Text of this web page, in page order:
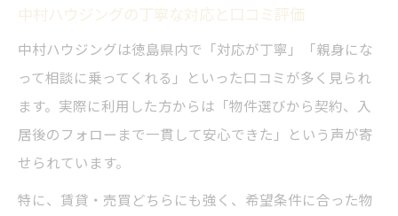
中村ハウジングの丁寧な対応と口コミ評価
中村ハウジングは徳島県内で「対応が丁寧」「親身にな
って相談に乗ってくれる」といった口コミが多く見られ
ます。実際に利用した方からは「物件選びから契約、入
居後のフォローまで一貫して安心できた」という声が寄
せられています。
特に、賃貸・売買どちらにも強く、希望条件に合った物